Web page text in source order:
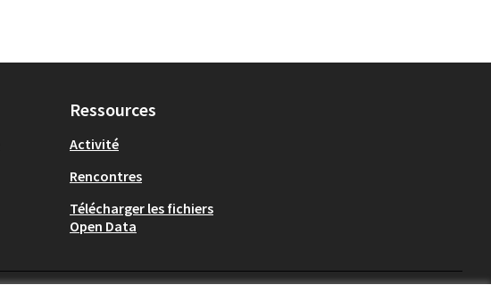
Ressources
Activité
Rencontres
Télécharger les fichiers
Open Data